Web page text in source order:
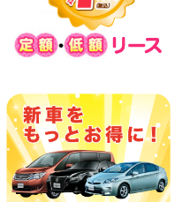
タカーで自由に!】 新潟
100円レンタカー 両津
2026年08月06日
100円レンタカー 佐渡空港
2026年08月06日
す☆ 大阪府 寝屋川太間
100円レンタカー 寝屋川太間東町
2026年08月06日